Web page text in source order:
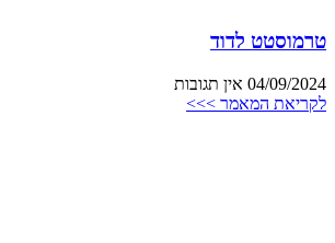
טרמוסטט לדוד
04/09/2024 אין תגובות
לקריאת המאמר >>>